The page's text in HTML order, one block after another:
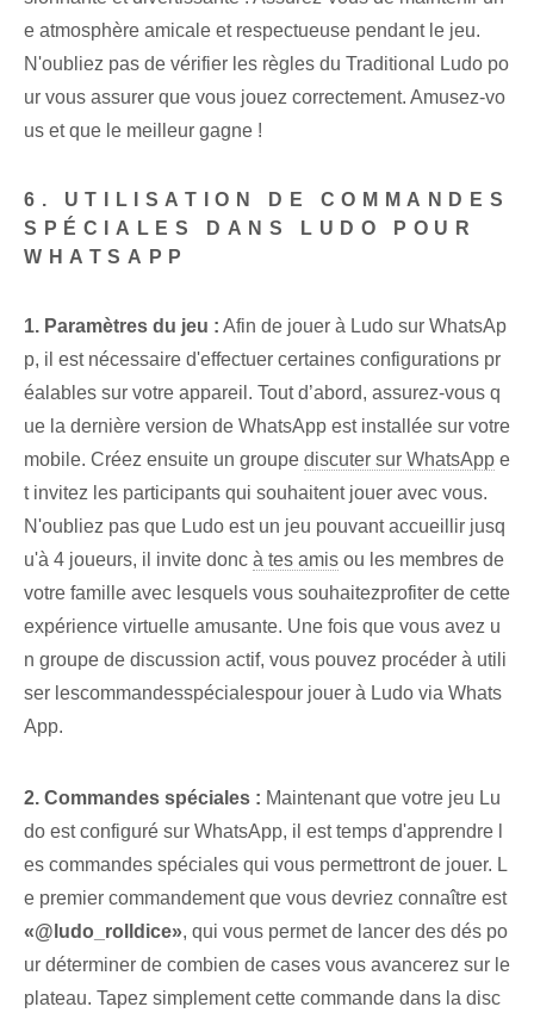
e ⁢atmosphère⁤ amicale et respectueuse pendant le jeu.
N'oubliez pas de vérifier les règles du ⁢Traditional Ludo po
ur vous assurer⁤ que vous jouez correctement. Amusez-vo
us et que le meilleur gagne !
6. UTILISATION DE COMMANDES
SPÉCIALES DANS LUDO POUR
WHATSAPP
1.‌ Paramètres du jeu : Afin de jouer à Ludo sur WhatsAp
p, il est nécessaire d'effectuer certaines configurations pr
éalables sur votre appareil. Tout d’abord, assurez-vous q
ue la dernière version de WhatsApp est installée sur votre
mobile. Créez ensuite un groupe discuter sur WhatsApp e
t invitez les participants qui souhaitent jouer avec vous.
N'oubliez pas que Ludo est un jeu pouvant accueillir jusq
u'à 4 joueurs, il invite donc à tes amis ⁢ou les membres de
votre famille⁢ avec lesquels vous souhaitez⁢profiter de ⁢cette
expérience virtuelle amusante.⁢ Une fois que vous avez u
n groupe de discussion actif, ⁤vous pouvez procéder à ⁣utili
ser‌ les⁢commandes⁢spéciales⁢pour jouer à Ludo via Whats
App.
2. Commandes spéciales : Maintenant que votre jeu Lu
do est configuré sur WhatsApp, il est temps d'apprendre l
es commandes spéciales qui vous permettront de jouer. L
e ⁣premier commandement⁤ que vous ‍devriez‌ connaître est
«@ludo_rolldice», qui vous permet de lancer des dés po
ur déterminer de combien de cases vous avancerez sur le
plateau. Tapez simplement cette commande dans la disc